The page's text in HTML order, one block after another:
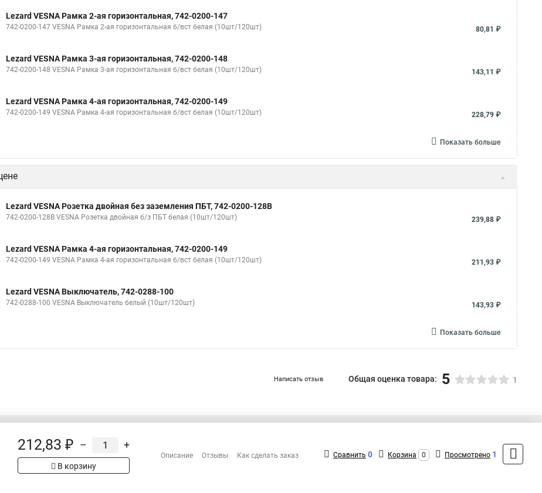
Lezard VESNA Рамка 2-ая горизонтальная, 742-0200-147
742-0200-147 VESNA Рамка 2-ая горизонтальная б/вст белая (10шт/120шт) 80,81 ₽
Lezard VESNA Рамка 3-ая горизонтальная, 742-0200-148
742-0200-148 VESNA Рамка 3-ая горизонтальная б/вст белая (10шт/120шт) 143,11 ₽
Lezard VESNA Рамка 4-ая горизонтальная, 742-0200-149
742-0200-149 VESNA Рамка 4-ая горизонтальная б/вст белая (10шт/120шт) 228,79 ₽
Показать больше
Lezard VESNA Розетка двойная без заземления ПБТ, 742-0200-128B
742-0200-128В VESNA Розетка двойная б/з ПБТ белая (10шт/120шт) 239,88 ₽
Lezard VESNA Рамка 4-ая горизонтальная, 742-0200-149
742-0200-149 VESNA Рамка 4-ая горизонтальная б/вст белая (10шт/120шт) 211,93 ₽
Lezard VESNA Выключатель, 742-0288-100
742-0288-100 VESNA Выключатель белый (10шт/120шт) 143,93 ₽
Показать больше
Написать отзыв Общая оценка товара: 5 1
Сотрудничество
+7 (495) 432-09-09
MAX: +7 (936) 148-00-15
212,83 ₽ – +
В корзину
Описание Отзывы Как сделать заказ Сравнить 0 Корзина 0 Просмотрено 1